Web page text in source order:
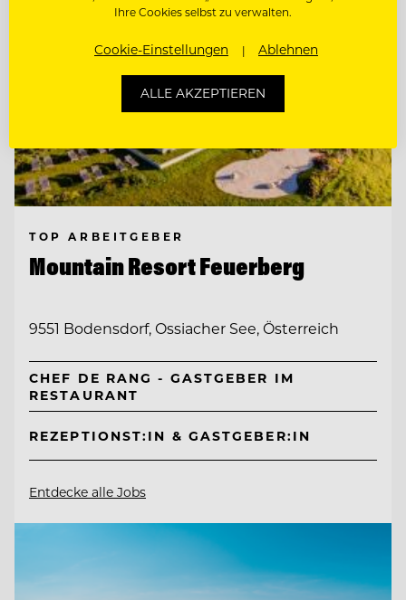
TOP ARBEITGEBER
Mountain Resort Feuerberg
9551 Bodensdorf, Ossiacher See, Österreich
CHEF DE RANG - GASTGEBER IM
RESTAURANT
REZEPTIONST:IN & GASTGEBER:IN
Entdecke alle Jobs
Ihre Cookies selbst zu verwalten.
Cookie-Einstellungen Ablehnen
ALLE AKZEPTIEREN